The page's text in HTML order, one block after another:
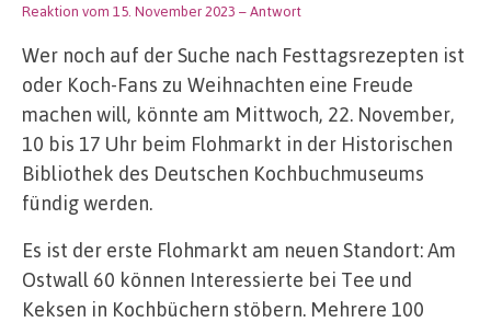
Reaktion vom 15. November 2023 – Antwort
Wer noch auf der Suche nach Festtagsrezepten ist
oder Koch-Fans zu Weihnachten eine Freude
machen will, könnte am Mittwoch, 22. November,
10 bis 17 Uhr beim Flohmarkt in der Historischen
Bibliothek des Deutschen Kochbuchmuseums
fündig werden.
Es ist der erste Flohmarkt am neuen Standort: Am
Ostwall 60 können Interessierte bei Tee und
Keksen in Kochbüchern stöbern. Mehrere 100